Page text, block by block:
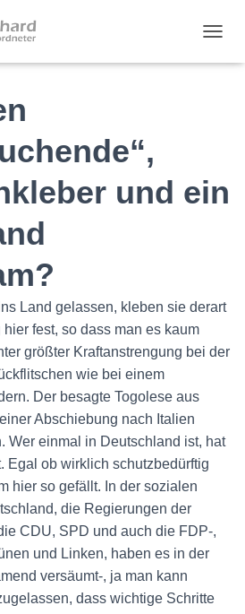
und ein
Land gelassen, kleben sie derart
fest, so dass man es kaum
größter Kraftanstrengung bei der
wie bei einem
Der besagte Togolese aus
Abschiebung nach Italien
Wer einmal in Deutschland ist, hat
Egal ob wirklich schutzbedürftig
hier so gefällt. In der sozialen
die Regierungen der
CDU, SPD und auch die FDP-,
und Linken, haben es in der
versäumt-, ja man kann
dass wichtige Schritte